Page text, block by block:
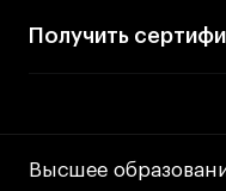
Получить
Высшее